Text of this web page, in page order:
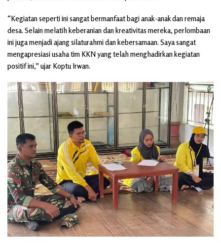
“Kegiatan seperti ini sangat bermanfaat bagi anak-anak dan remaja
desa. Selain melatih keberanian dan kreativitas mereka, perlombaan
ini juga menjadi ajang silaturahmi dan kebersamaan. Saya sangat
mengapresiasi usaha tim KKN yang telah menghadirkan kegiatan
positif ini,” ujar Koptu Irwan.